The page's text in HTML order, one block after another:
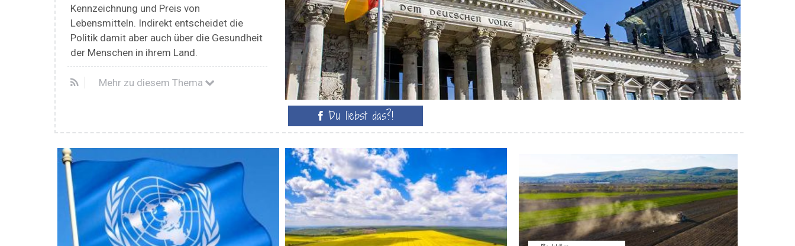
Kennzeichnung und Preis von
Lebensmitteln. Indirekt entscheidet die
Politik damit aber auch über die Gesundheit
der Menschen in ihrem Land.
Mehr zu diesem Thema
Du liebst das?!